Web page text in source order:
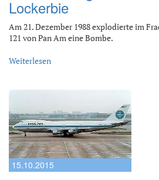
Lockerbie
Am 21. Dezember 1988 explodierte im
121 von Pan Am eine Bombe.
Weiterlesen
15.10.2015